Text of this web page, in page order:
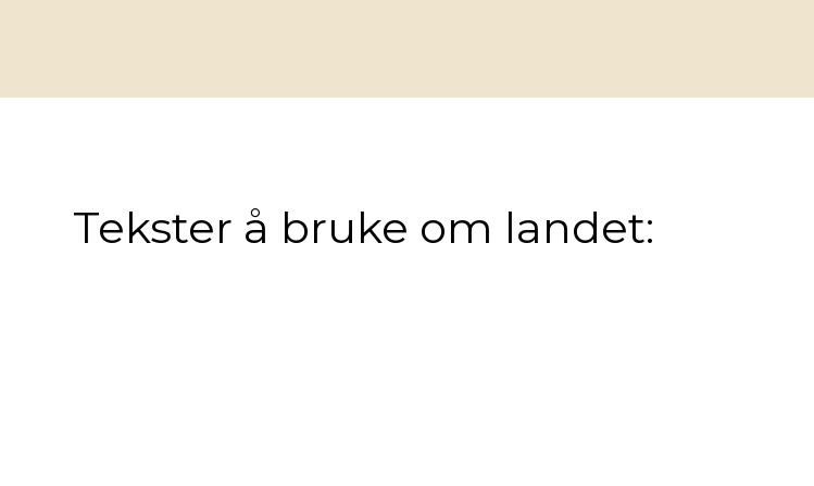
Tekster å bruke om landet: